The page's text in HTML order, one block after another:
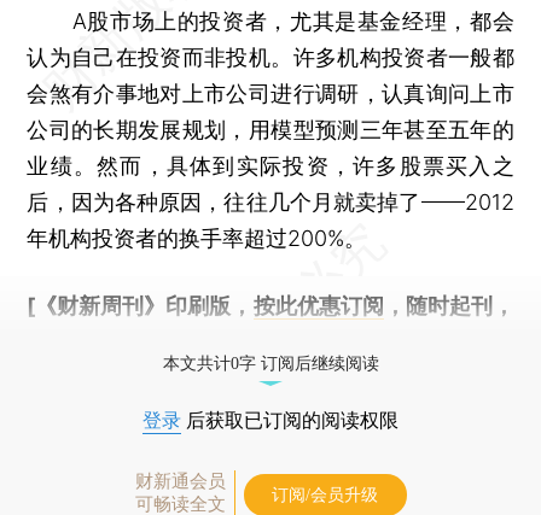
A股市场上的投资者，尤其是基金经理，都会
认为自己在投资而非投机。许多机构投资者一般都
会煞有介事地对上市公司进行调研，认真询问上市
公司的长期发展规划，用模型预测三年甚至五年的
业绩。然而，具体到实际投资，许多股票买入之
后，因为各种原因，往往几个月就卖掉了——2012
年机构投资者的换手率超过200%。
[《财新周刊》印刷版， 按此优惠订阅 ，随时起刊，
本文共计0字 订阅后继续阅读
登录 后获取已订阅的阅读权限
财新通会员
可畅读全文
订阅/会员升级